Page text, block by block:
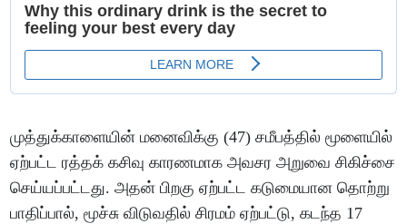
முத்துக்காளையின் மனைவிக்கு (47) சமீபத்தில் மூளையில்
ஏற்பட்ட ரத்தக் கசிவு காரணமாக அவசர அறுவை சிகிச்சை
செய்யப்பட்டது. அதன் பிறகு ஏற்பட்ட கடுமையான தொற்று
பாதிப்பால், மூச்சு விடுவதில் சிரமம் ஏற்பட்டு, கடந்த 17